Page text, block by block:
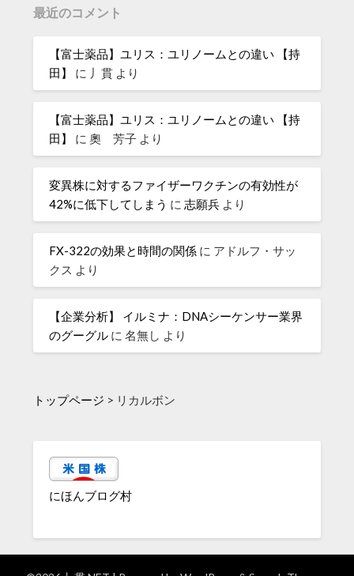
最近のコメント
【富士薬品】ユリス：ユリノームとの違い 【持
田】
に 丿貫 より
【富士薬品】ユリス：ユリノームとの違い 【持
田】
に奧 芳子 より
変異株に対するファイザーワクチンの有効性が
42%に低下してしまう に志願兵 より
FX-322の効果と時間の関係 に アドルフ・サッ
クス より
【企業分析】 イルミナ：DNAシーケンサー業界
のグーグル に名無し より
トップページ > リカルボン
にほんブログ村